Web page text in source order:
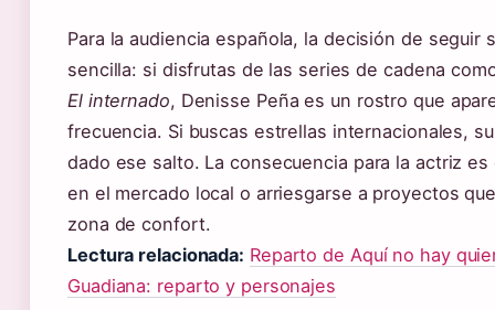
Para la audiencia española, la decisión de seguir
sencilla: si disfrutas de las series de cadena
El internado, Denisse Peña es un rostro que
frecuencia. Si buscas estrellas internacionales,
dado ese salto. La consecuencia para la actriz
en el mercado local o arriesgarse a proyectos
zona de confort.
Lectura relacionada: Reparto de Aquí no hay
Guadiana: reparto y personajes